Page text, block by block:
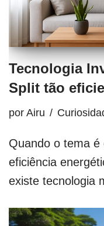
Tecnologia
Split tão
por Airu
Quando o tema é
eficiência
existe tecnologia